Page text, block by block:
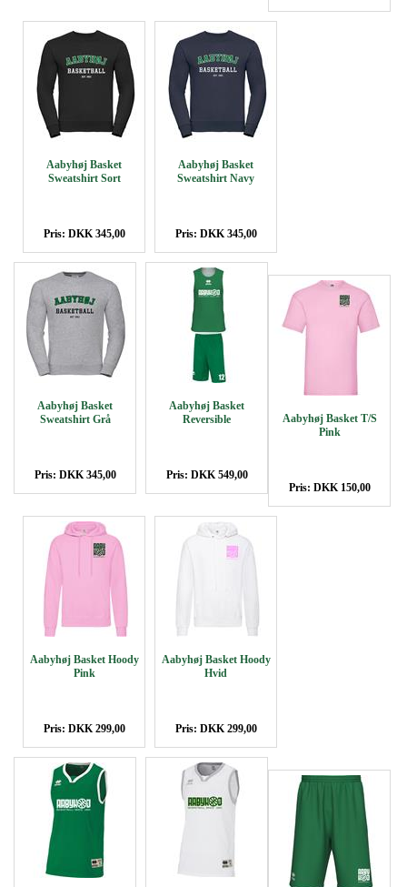
Aabyhøj Basket
Sweatshirt Sort
Pris: DKK 345,00
Aabyhøj Basket
Sweatshirt Navy
Pris: DKK 345,00
Aabyhøj Basket
Sweatshirt Grå
Pris: DKK 345,00
Aabyhøj Basket
Reversible
Pris: DKK 549,00
Aabyhøj Basket T/S
Pink
Pris: DKK 150,00
Aabyhøj Basket Hoody
Pink
Pris: DKK 299,00
Aabyhøj Basket Hoody
Hvid
Pris: DKK 299,00